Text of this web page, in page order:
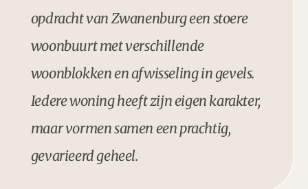
opdracht van Zwanenburg een stoere
woonbuurt met verschillende
woonblokken en afwisseling in gevels.
Iedere woning heeft zijn eigen karakter,
maar vormen samen een prachtig,
gevarieerd geheel.